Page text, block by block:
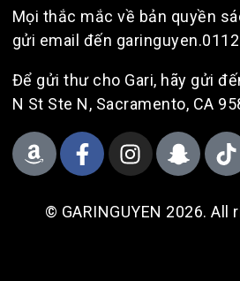
Mọi thắc mắc về bản quyền
gửi email đến
Để gửi thư cho Gari, hãy gửi
N St Ste N, Sacramento, CA
© GARINGUYEN 2026. All